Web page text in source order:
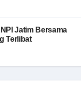
Jatim Bersama
Terlibat